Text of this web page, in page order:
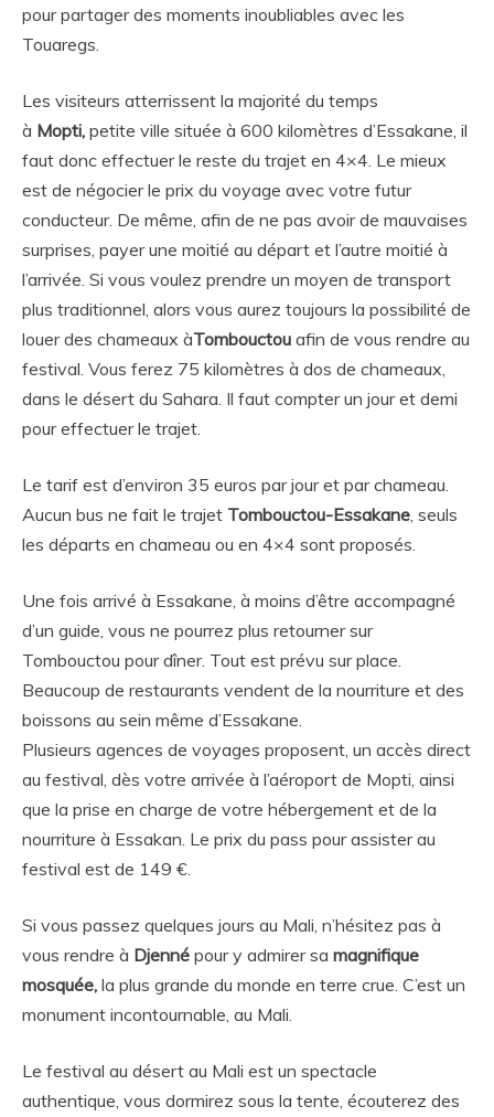
pour partager des moments inoubliables avec les
Touaregs.
Les visiteurs atterrissent la majorité du temps
à Mopti, petite ville située à 600 kilomètres d’Essakane, il
faut donc effectuer le reste du trajet en 4×4. Le mieux
est de négocier le prix du voyage avec votre futur
conducteur. De même, afin de ne pas avoir de mauvaises
surprises, payer une moitié au départ et l’autre moitié à
l’arrivée. Si vous voulez prendre un moyen de transport
plus traditionnel, alors vous aurez toujours la possibilité de
louer des chameaux àTombouctou afin de vous rendre au
festival. Vous ferez 75 kilomètres à dos de chameaux,
dans le désert du Sahara. Il faut compter un jour et demi
pour effectuer le trajet.
Le tarif est d’environ 35 euros par jour et par chameau.
Aucun bus ne fait le trajet Tombouctou-Essakane , seuls
les départs en chameau ou en 4×4 sont proposés.
Une fois arrivé à Essakane, à moins d’être accompagné
d’un guide, vous ne pourrez plus retourner sur
Tombouctou pour dîner. Tout est prévu sur place.
Beaucoup de restaurants vendent de la nourriture et des
boissons au sein même d’Essakane.
Plusieurs agences de voyages proposent, un accès direct
au festival, dès votre arrivée à l’aéroport de Mopti, ainsi
que la prise en charge de votre hébergement et de la
nourriture à Essakan. Le prix du pass pour assister au
festival est de 149 €.
Si vous passez quelques jours au Mali, n’hésitez pas à
vous rendre à Djenné pour y admirer sa magnifique
mosquée, la plus grande du monde en terre crue. C’est un
monument incontournable, au Mali.
Le festival au désert au Mali est un spectacle
authentique, vous dormirez sous la tente, écouterez des